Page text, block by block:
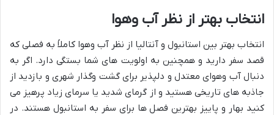
انتخاب بهتر از نظر آب وهوا
انتخاب بهتر بین استانبول و آنتالیا از نظر آب وهوا کاملاً به فصلی که
قصد سفر دارید و همچنین به اولویت های شما بستگی دارد. اگر به
دنبال آب وهوای معتدل و دلپذیر برای گشت وگذار شهری و بازدید از
جاذبه های تاریخی هستید و از گرمای شدید یا سرمای زیاد پرهیز می
کنید بهار و پاییز بهترین فصل ها برای سفر به استانبول هستند. در